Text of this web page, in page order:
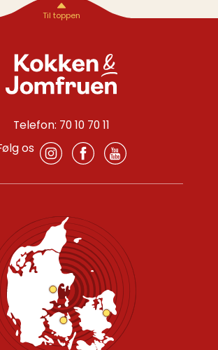
Telefon: 70 10 70 11
os